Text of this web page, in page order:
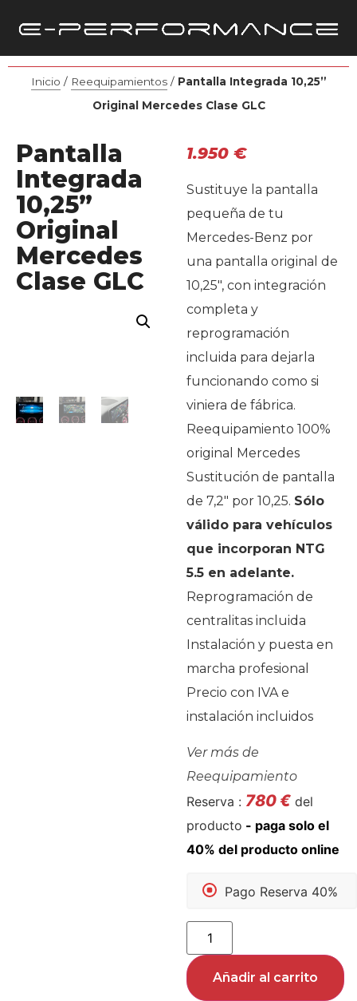
Inicio / Reequipamientos/ Pantalla Integrada 10,25”
Original Mercedes Clase GLC
Pantalla
Integrada
10,25”
Original
Mercedes
Clase GLC
1.950 €
Sustituye la pantalla
pequeña de tu
Mercedes-Benz por
una pantalla original de
10,25″, con integración
completa y
reprogramación
incluida para dejarla
funcionando como si
viniera de fábrica.
Reequipamiento 100%
original Mercedes
Sustitución de pantalla
de 7,2″ por 10,25. Sólo
válido para vehículos
que incorporan NTG
5.5 en adelante.
Reprogramación de
centralitas incluida
Instalación y puesta en
marcha profesional
Precio con IVA e
instalación incluidos
Ver más de
Reequipamiento
Reserva : 780€ del
producto
Pago Reserva 40%
Añadir al carrito